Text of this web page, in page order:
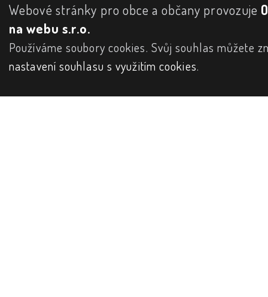
Webové stránky pro obce a občany provozuje
na webu s.r.o.
Používáme soubory cookies. Svůj souhlas můžete
nastavení souhlasu s využitím cookies.